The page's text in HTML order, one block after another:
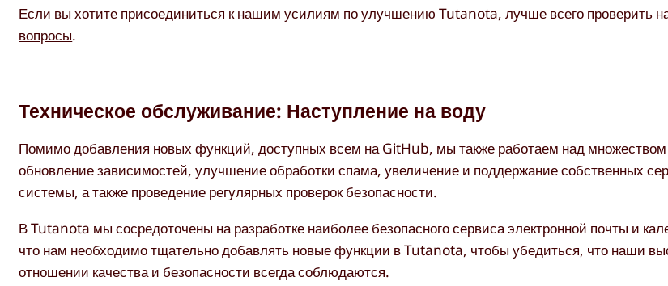
Если вы хотите присоединиться к нашим усилиям по улучшению Tutanota, лучше всего проверить
вопросы.
Техническое обслуживание: Наступление на воду
Помимо добавления новых функций, доступных всем на GitHub, мы также работаем над множеством
обновление зависимостей, улучшение обработки спама, увеличение и поддержание собственных
системы, а также проведение регулярных проверок безопасности.
В Tutanota мы сосредоточены на разработке наиболее безопасного сервиса электронной почты и
что нам необходимо тщательно добавлять новые функции в Tutanota, чтобы убедиться, что наши
отношении качества и безопасности всегда соблюдаются.